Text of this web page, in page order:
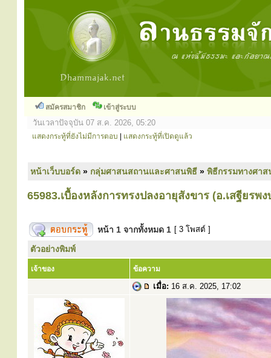
สมัครสมาชิก เข้าสู่ระบบ
วันเวลาปัจจุบัน 07 ส.ค. 2026, 05:20
แสดงกระทู้ที่ยังไม่มีการตอบ แสดงกระทู้ที่เปิดดูแล้ว
หน้าเว็บบอร์ด » กลุ่มศาสนสถานและศาสนพิธี » พิธีกรรมทางศา
65983.เบื้องหลังการทรงปลงอายุสังขาร (อ.เสฐียรพ
หน้า 1 จากทั้งหมด 1 [ 3 โพสต์ ]
ตัวอย่างพิมพ์
เจ้าของ ข้อความ
เมื่อ: 16 ส.ค. 2025, 17:02